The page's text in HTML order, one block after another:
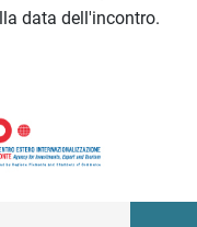
data dell'incontro.